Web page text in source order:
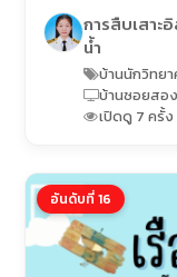
การสืบเสาะ
น้ำ
บ้านนักวิทย
บ้านซอยสอง
เปิดดู 7 ครั้ง
อันดับที่ 16